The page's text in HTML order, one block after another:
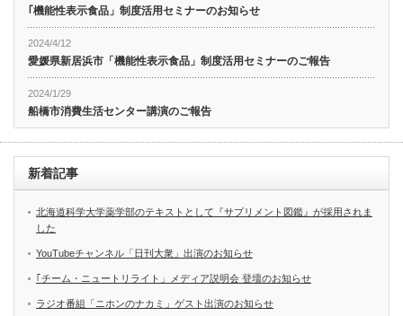
｢機能性表示食品」制度活用セミナーのお知らせ
2024/4/12
愛媛県新居浜市「機能性表示食品」制度活用セミナーのご報告
2024/1/29
船橋市消費生活センター講演のご報告
新着記事
北海道科学大学薬学部のテキストとして『サプリメント図鑑』が採用されま
した
YouTubeチャンネル「日刊大衆」出演のお知らせ
｢チーム・ニュートリライト」メディア説明会 登壇のお知らせ
ラジオ番組「ニホンのナカミ」ゲスト出演のお知らせ